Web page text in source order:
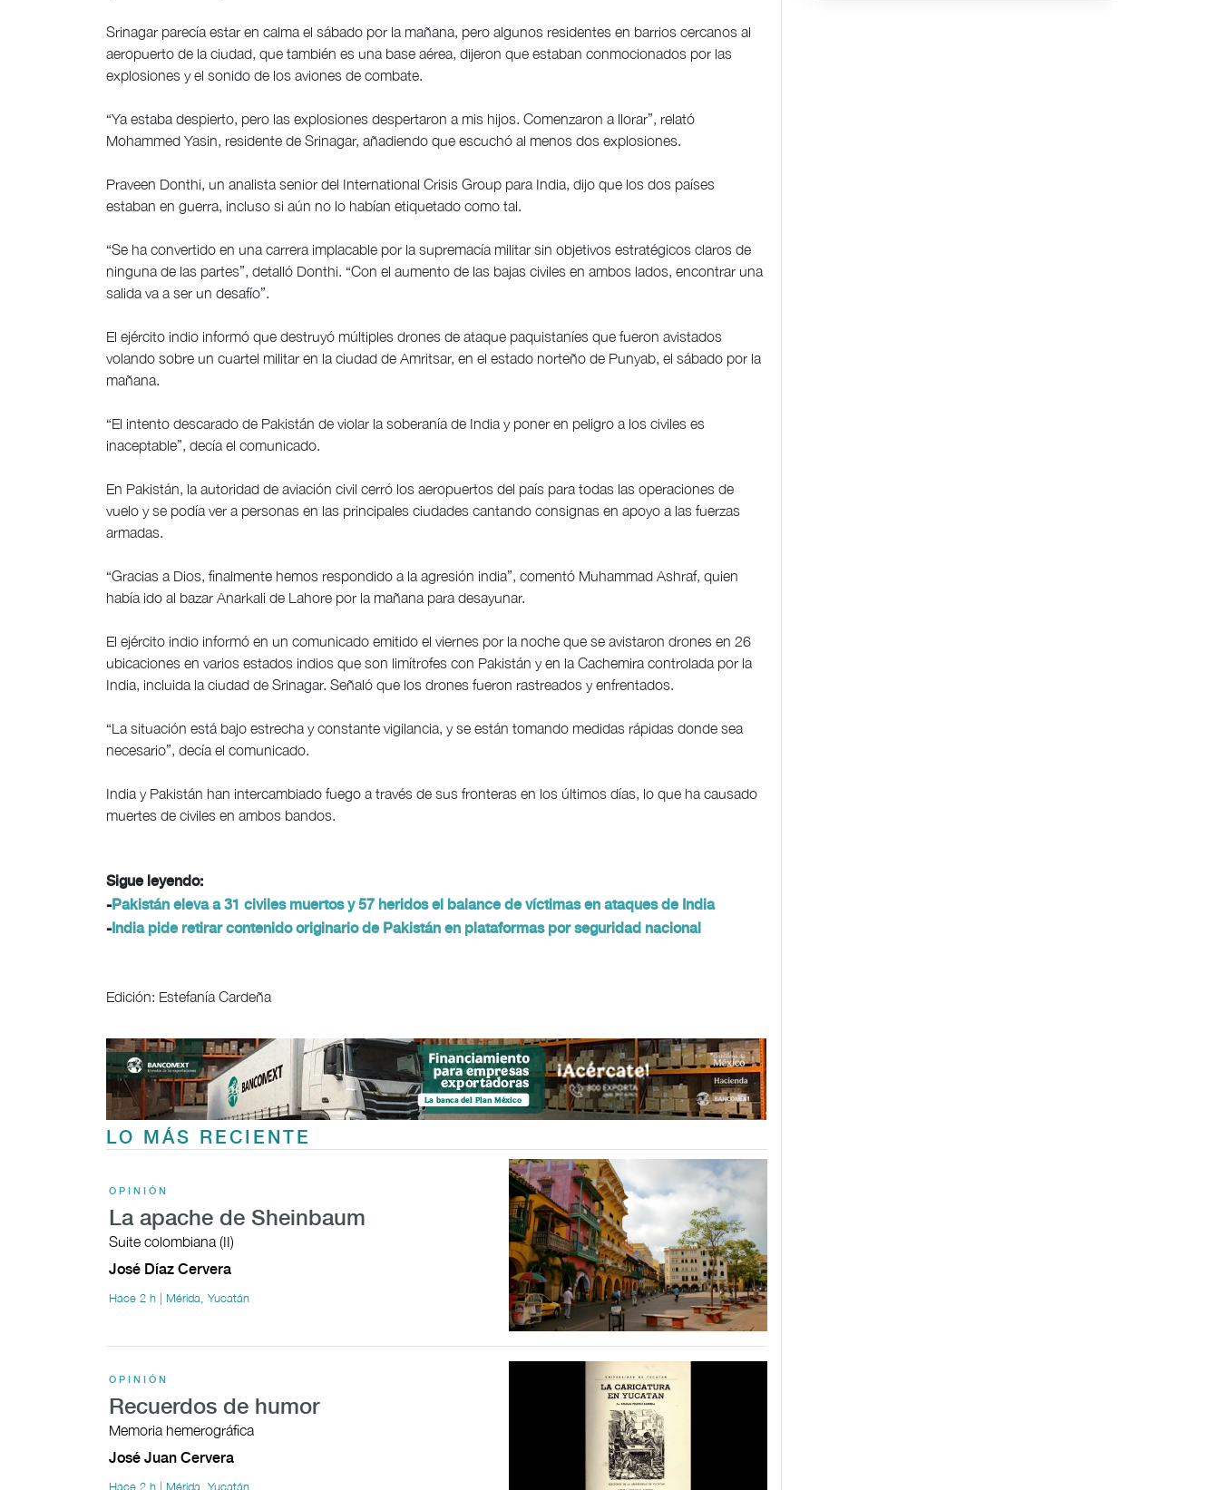
Srinagar parecía estar en calma el sábado por la mañana, pero algunos residentes en barrios cercanos al
aeropuerto de la ciudad, que también es una base aérea, dijeron que estaban conmocionados por las
explosiones y el sonido de los aviones de combate.
“Ya estaba despierto, pero las explosiones despertaron a mis hijos. Comenzaron a llorar”, relató
Mohammed Yasin, residente de Srinagar, añadiendo que escuchó al menos dos explosiones.
Praveen Donthi, un analista senior del International Crisis Group para India, dijo que los dos países
estaban en guerra, incluso si aún no lo habían etiquetado como tal.
“Se ha convertido en una carrera implacable por la supremacía militar sin objetivos estratégicos claros de
ninguna de las partes”, detalló Donthi. “Con el aumento de las bajas civiles en ambos lados, encontrar una
salida va a ser un desafío”.
El ejército indio informó que destruyó múltiples drones de ataque paquistaníes que fueron avistados
volando sobre un cuartel militar en la ciudad de Amritsar, en el estado norteño de Punyab, el sábado por la
mañana.
“El intento descarado de Pakistán de violar la soberanía de India y poner en peligro a los civiles es
inaceptable”, decía el comunicado.
En Pakistán, la autoridad de aviación civil cerró los aeropuertos del país para todas las operaciones de
vuelo y se podía ver a personas en las principales ciudades cantando consignas en apoyo a las fuerzas
armadas.
“Gracias a Dios, finalmente hemos respondido a la agresión india”, comentó Muhammad Ashraf, quien
había ido al bazar Anarkali de Lahore por la mañana para desayunar.
El ejército indio informó en un comunicado emitido el viernes por la noche que se avistaron drones en 26
ubicaciones en varios estados indios que son limítrofes con Pakistán y en la Cachemira controlada por la
India, incluida la ciudad de Srinagar. Señaló que los drones fueron rastreados y enfrentados.
“La situación está bajo estrecha y constante vigilancia, y se están tomando medidas rápidas donde sea
necesario”, decía el comunicado.
India y Pakistán han intercambiado fuego a través de sus fronteras en los últimos días, lo que ha causado
muertes de civiles en ambos bandos.
Sigue leyendo:
-Pakistán eleva a 31 civiles muertos y 57 heridos el balance de víctimas en ataques de India
- India pide retirar contenido originario de Pakistán en plataformas por seguridad nacional
Edición: Estefanía Cardeña
LO MÁS RECIENTE
OPINIÓN
La apache de Sheinbaum
Suite colombiana (II)
José Díaz Cervera
Hace 2 h | Mérida, Yucatán
OPINIÓN
Recuerdos de humor
Memoria hemerográfica
José Juan Cervera
Hace 2 h | Mérida, Yucatán